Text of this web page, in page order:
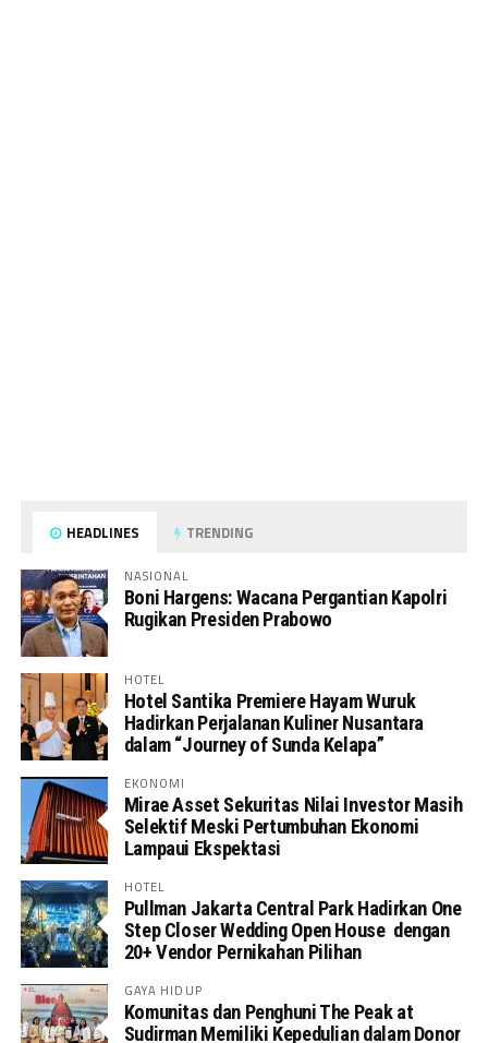
HEADLINES TRENDING
NASIONAL
Boni Hargens: Wacana Pergantian Kapolri
Rugikan Presiden Prabowo
HOTEL
Hotel Santika Premiere Hayam Wuruk
Hadirkan Perjalanan Kuliner Nusantara
dalam “Journey of Sunda Kelapa”
EKONOMI
Mirae Asset Sekuritas Nilai Investor Masih
Selektif Meski Pertumbuhan Ekonomi
Lampaui Ekspektasi
HOTEL
Pullman Jakarta Central Park Hadirkan One
Step Closer Wedding Open House dengan
20+ Vendor Pernikahan Pilihan
GAYA HIDUP
Komunitas dan Penghuni The Peak at
Sudirman Memiliki Kepedulian dalam Donor